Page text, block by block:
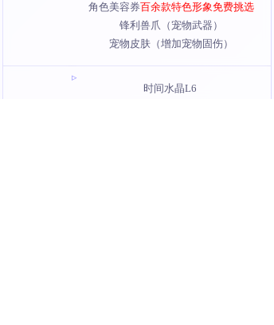
角色美容券百余款特色形象免费挑选
锋利兽爪（宠物武器）
宠物皮肤（增加宠物固伤）
时间水晶L6